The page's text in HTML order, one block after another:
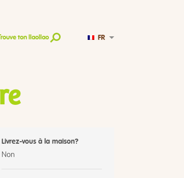
ton llaollao FR
Livrez-vous à la maison?
Non